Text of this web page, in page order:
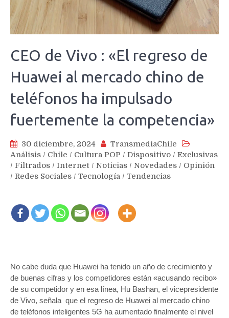
CEO de Vivo : «El regreso de
Huawei al mercado chino de
teléfonos ha impulsado
fuertemente la competencia»
30 diciembre, 2024
TransmediaChile
Análisis / Chile / Cultura POP / Dispositivo / Exclusivas
/ Filtrados / Internet / Noticias / Novedades / Opinión
/ Redes Sociales / Tecnología / Tendencias
No cabe duda que Huawei ha tenido un año de crecimiento y
de buenas cifras y los competidores están «acusando recibo»
de su competidor y en esa línea, Hu Bashan, el vicepresidente
de Vivo, señala que el regreso de Huawei al mercado chino
de teléfonos inteligentes 5G ha aumentado finalmente el nivel